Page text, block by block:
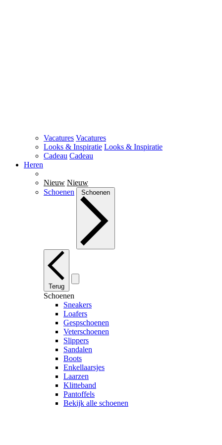
Vacatures Vacatures
Looks & Inspiratie Looks & Inspiratie
Cadeau Cadeau
Heren
Nieuw Nieuw
Schoenen
Schoenen
Terug
Schoenen
Sneakers
Loafers
Gespschoenen
Veterschoenen
Slippers
Sandalen
Boots
Enkellaarsjes
Laarzen
Klitteband
Pantoffels
Bekijk alle schoenen